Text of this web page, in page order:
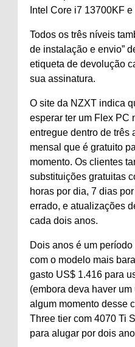
Intel Core i7 13700KF
Todos os três níveis
de instalação e envio”
etiqueta de devolução
sua assinatura.
O site da NZXT indica
esperar ter um Flex PC
entregue dentro de três
mensal que é gratuito
momento. Os clientes
substituições gratuitas
horas por dia, 7 dias
errado, e atualizações
cada dois anos.
Dois anos é um
com o modelo mais
gasto US$ 1.416 para
(embora deva haver
algum momento desse
Three tier com 4070 Ti
para alugar por dois